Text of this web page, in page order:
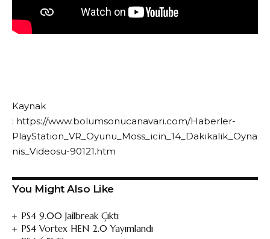
Kaynak
: https://www.bolumsonucanavari.com/Haberler-
PlayStation_VR_Oyunu_Moss_icin_14_Dakikalik_Oyna
nis_Videosu-90121.htm
You Might Also Like
PS4 9.00 Jailbreak Çıktı
PS4 Vortex HEN 2.0 Yayımlandı